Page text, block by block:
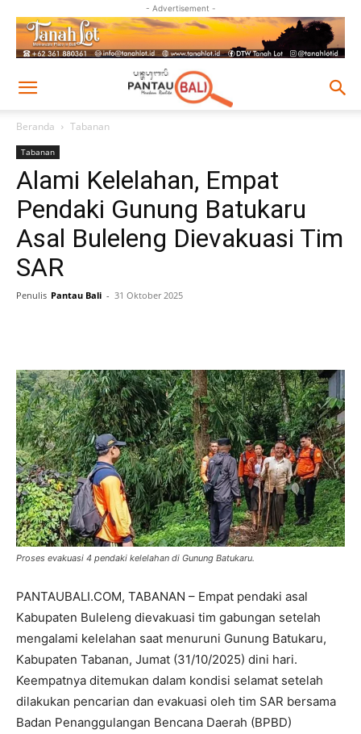
- Advertisement -
Beranda Tabanan
Tabanan
Alami Kelelahan, Empat
Pendaki Gunung Batukaru
Asal Buleleng Dievakuasi Tim
SAR
Penulis Pantau Bali - 31 Oktober 2025
Proses evakuasi 4 pendaki kelelahan di Gunung Batukaru.
PANTAUBALI.COM, TABANAN – Empat pendaki asal
Kabupaten Buleleng dievakuasi tim gabungan setelah
mengalami kelelahan saat menuruni Gunung Batukaru,
Kabupaten Tabanan, Jumat (31/10/2025) dini hari.
Keempatnya ditemukan dalam kondisi selamat setelah
dilakukan pencarian dan evakuasi oleh tim SAR bersama
Badan Penanggulangan Bencana Daerah (BPBD)